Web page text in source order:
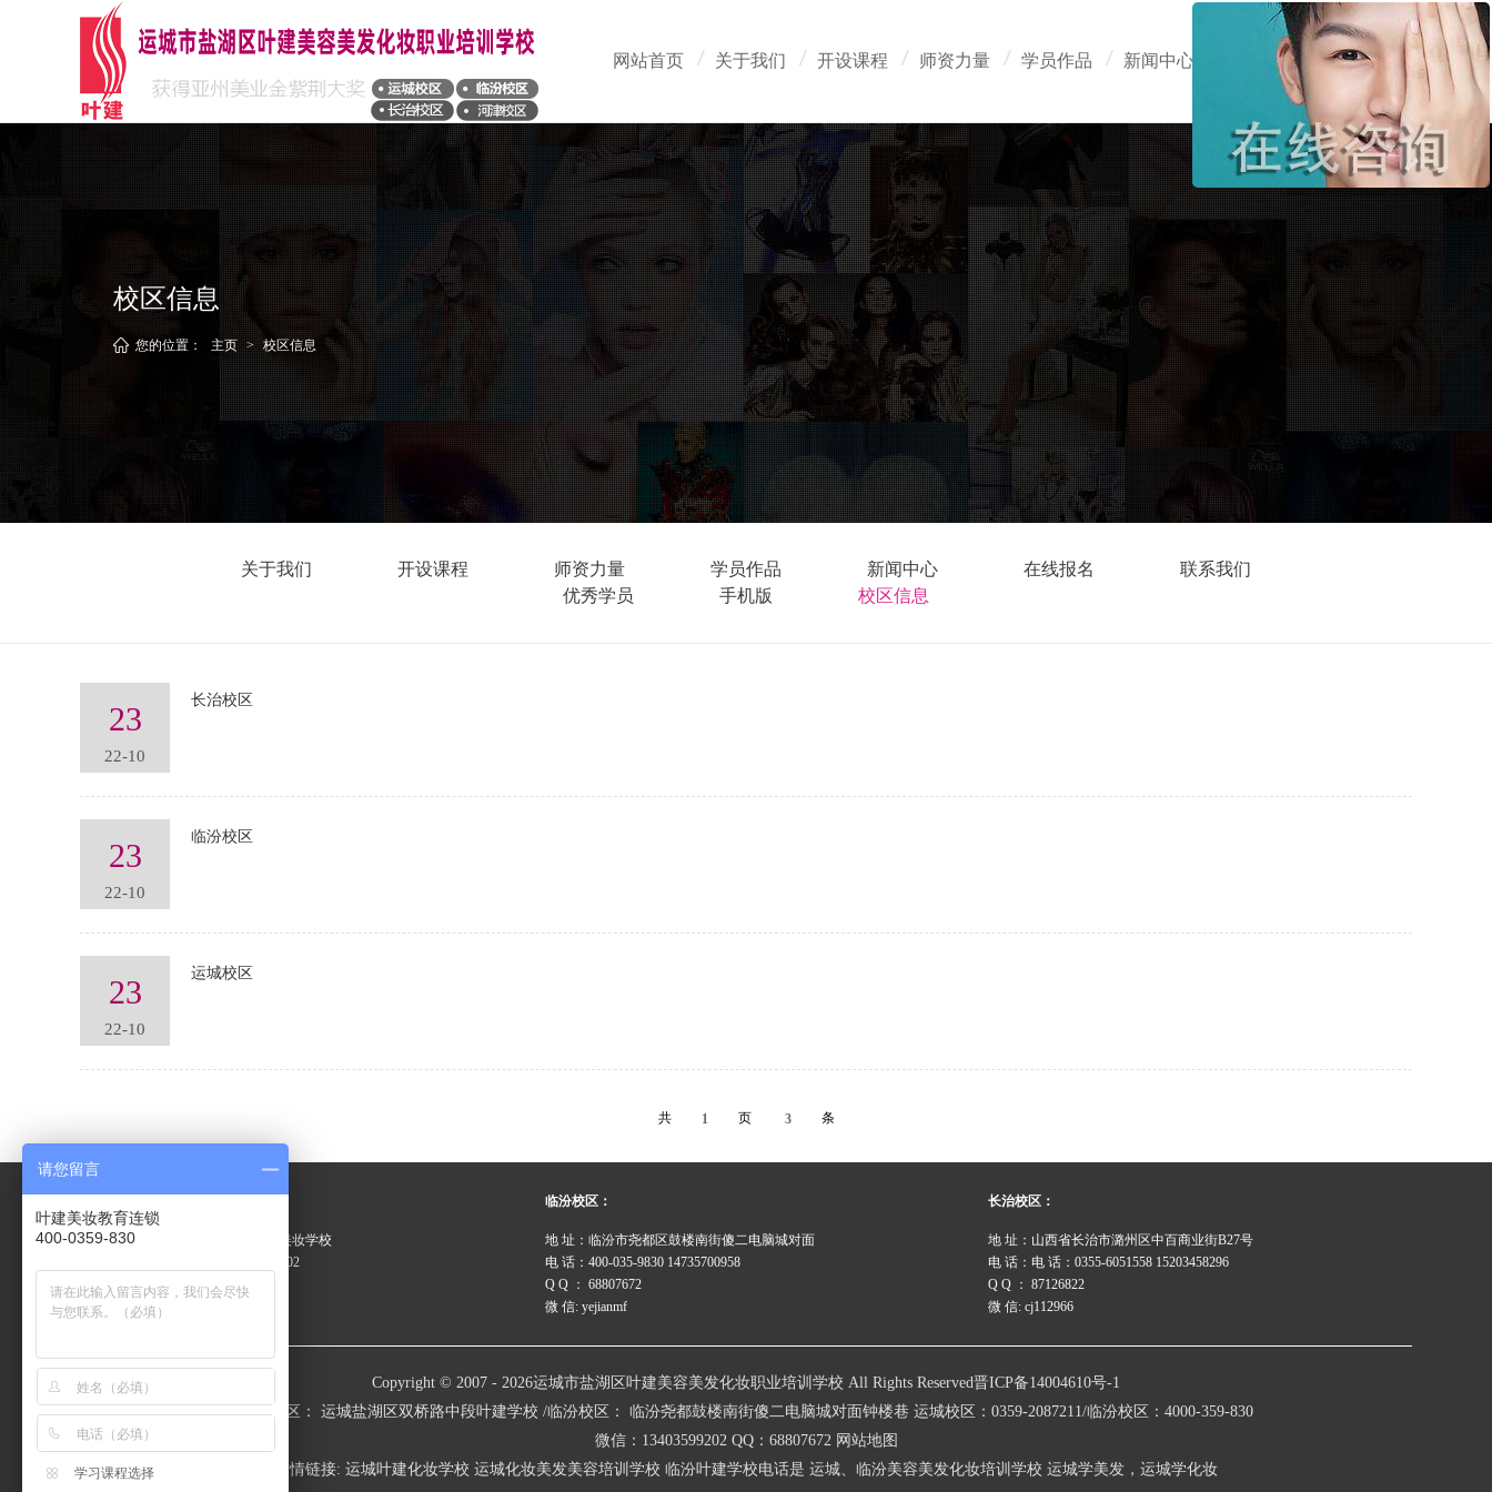
网站首页 关于我们 开设课程 师资力量 学员作品 新闻中心 在线报名 联系我们
校区信息
您的位置： 主页 > 校区信息
关于我们 开设课程 师资力量 学员作品 新闻中心 在线报名
联系我们
优秀学员
手机版 校区信息
23
22-10
长治校区
23
22-10
临汾校区
23
22-10
运城校区
共 1 页 3 条
地 址：山西运城市双桥路叶建美妆学校
电 话：0359-2087211 13403599202
Q Q ： 68807672
微 信: 13403599202
临汾校区：
地 址：临汾市尧都区鼓楼南街傻二电脑城对面
电 话：400-035-9830 14735700958
Q Q ： 68807672
微 信: yejianmf
长治校区：
地 址：山西省长治市潞州区中百商业街B27号
电 话：电 话：0355-6051558 15203458296
Q Q ： 87126822
微 信: cj112966
Copyright © 2007 - 2026运城市盐湖区叶建美容美发化妆职业培训学校 All Rights Reserved晋ICP备14004610号-1
运城校区： 运城盐湖区双桥路中段叶建学校 /临汾校区： 临汾尧都鼓楼南街傻二电脑城对面钟楼巷 运城校区：0359-2087211/临汾校区：4000-359-830
微信：13403599202 QQ：68807672 网站地图
友情链接: 运城叶建化妆学校 运城化妆美发美容培训学校 临汾叶建学校电话是 运城、临汾美容美发化妆培训学校 运城学美发，运城学化妆
请您留言
叶建美妆教育连锁
400-0359-830
学习课程选择